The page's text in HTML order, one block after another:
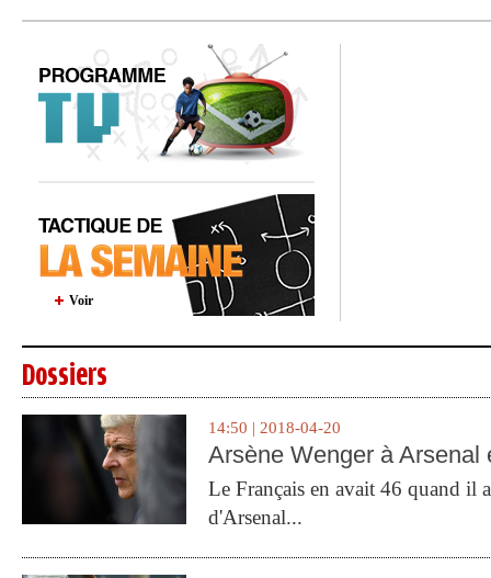
Voir
Dossiers
14:50 | 2018-04-20
Arsène Wenger à Arsenal
Le Français en avait 46 quand il
d'Arsenal...